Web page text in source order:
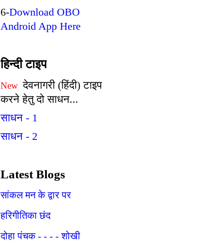
6-Download OBO
Android App Here
हिन्दी टाइप
New देवनागरी (हिंदी) टाइप
करने हेतु दो साधन...
साधन - 1
साधन - 2
Latest Blogs
सांकल मन के द्वार पर
हरिगीतिका छंद
दोहा पंचक - - - - शोखी